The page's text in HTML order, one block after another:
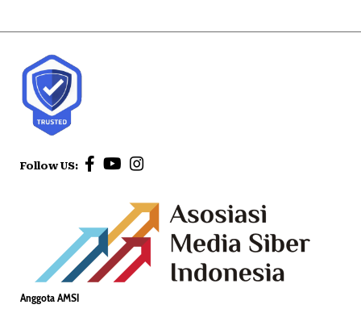
Follow US:
Anggota AMSI